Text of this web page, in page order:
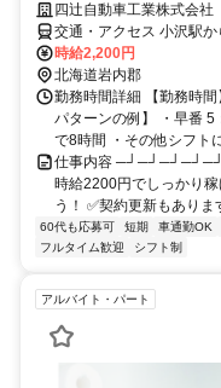
四辻自動車工業株式会社
交通・アクセス 小沢駅
時給2,200円
北海道岩内郡
勤務時間詳細 【勤務時
パターンの例】 ・早番
で8時間 ・その他シフト
仕事内容
時給2200円でしっかり
う！ ✅契約更新もあり
60代も応募可 短期 車通勤OK
フルタイム歓迎
シフト制
アルバイト・パート